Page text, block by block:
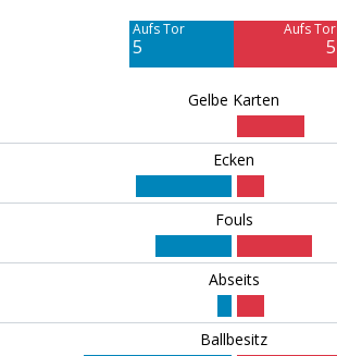
Aufs Tor
5
Aufs Tor
5
Gelbe Karten
Ecken
Fouls
Abseits
Ballbesitz